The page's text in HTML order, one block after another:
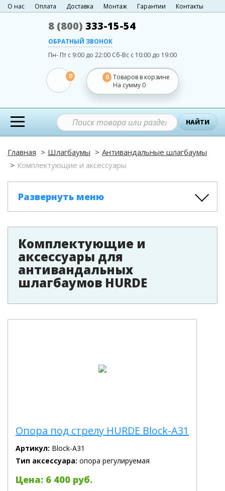
О нас Оплата Доставка Монтаж Гарантии Контакты
8 (800) 333-15-54
ОБРАТНЫЙ ЗВОНОК
Пн- Пт с 9:00 до 22:00 Сб-Вс с 10:00 до 19:00
0 0 Товаров в корзине
На сумму 0
НАЙТИ
Главная Шлагбаумы
Антивандальные шлагбаумы
Комплектующие и аксессуары
Развернуть меню
Комплектующие и
аксессуары для
антивандальных
шлагбаумов HURDE
Опора под стрелу HURDE Block-A31
Артикул: Block-A31
Тип аксессуара: опора регулируемая
Цена: 6 400 руб.